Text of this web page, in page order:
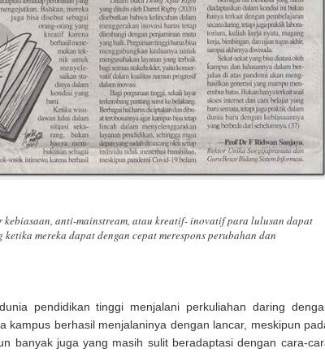
anti-mainstream, atau kreatif- inovatif para lulusan dapat
mereka dapat dengan cepat merespons perubahan dan
pendidikan tinggi menjalani perkuliahan daring
kampus berhasil menjalaninya dengan lancar, meskipun
banyak juga yang masih sulit beradaptasi dengan cara-